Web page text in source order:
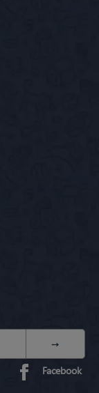
Facebook